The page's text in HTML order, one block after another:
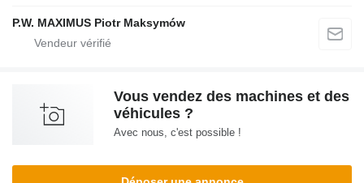
P.W. MAXIMUS Piotr Maksymów
Vous vendez des machines et des
véhicules ?
Avec nous, c'est possible !